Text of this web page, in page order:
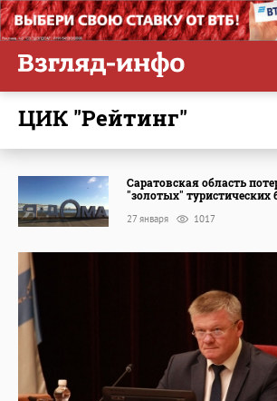
ЦИК "Рейтинг"
Саратовская область
"золотых" туристических
27 января 1017